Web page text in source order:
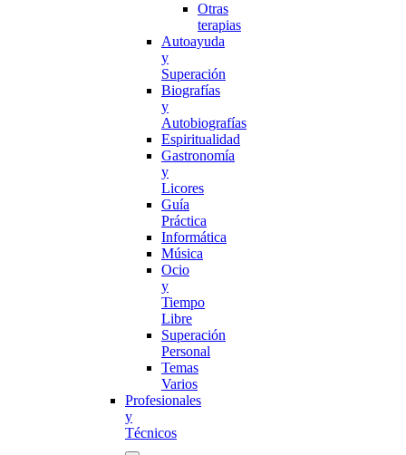
Otras
terapias
Autoayuda
y
Superación
Biografías
y
Autobiografías
Espiritualidad
Gastronomía
y
Licores
Guía
Práctica
Informática
Música
Ocio
y
Tiempo
Libre
Superación
Personal
Temas
Varios
Profesionales
y
Técnicos